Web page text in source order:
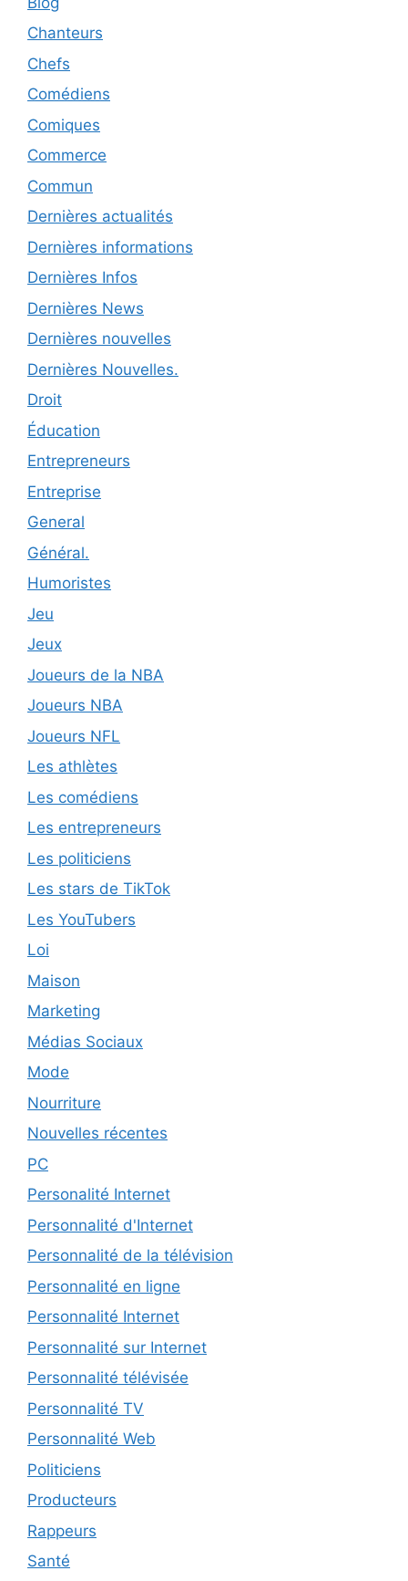
Chanteurs
Chefs
Comédiens
Comiques
Commerce
Commun
Dernières actualités
Dernières informations
Dernières Infos
Dernières News
Dernières nouvelles
Dernières Nouvelles.
Droit
Éducation
Entrepreneurs
Entreprise
General
Général.
Humoristes
Jeu
Jeux
Joueurs de la NBA
Joueurs NBA
Joueurs NFL
Les athlètes
Les comédiens
Les entrepreneurs
Les politiciens
Les stars de TikTok
Les YouTubers
Loi
Maison
Marketing
Médias Sociaux
Mode
Nourriture
Nouvelles récentes
PC
Personalité Internet
Personnalité d'Internet
Personnalité de la télévision
Personnalité en ligne
Personnalité Internet
Personnalité sur Internet
Personnalité télévisée
Personnalité TV
Personnalité Web
Politiciens
Producteurs
Rappeurs
Santé